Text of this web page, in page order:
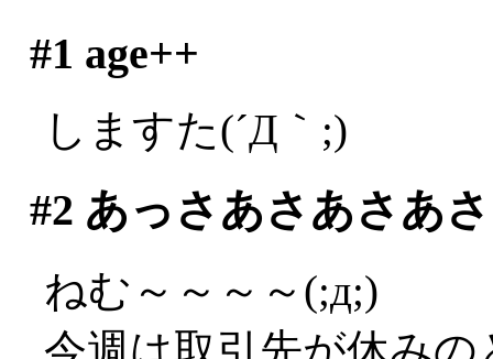
#1 age++
しますた(´Д｀;)
#2 あっさあさあさあ
ねむ～～～～(;д;)